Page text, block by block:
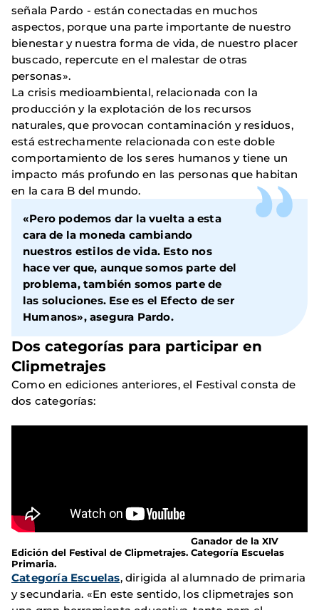
señala Pardo - están conectadas en muchos
aspectos, porque una parte importante de nuestro
bienestar y nuestra forma de vida, de nuestro placer
buscado, repercute en el malestar de otras
personas».
La crisis medioambiental, relacionada con la
producción y la explotación de los recursos
naturales, que provocan contaminación y residuos,
está estrechamente relacionada con este doble
comportamiento de los seres humanos y tiene un
impacto más profundo en las personas que habitan
en la cara B del mundo.
«Pero podemos dar la vuelta a esta
cara de la moneda cambiando
nuestros estilos de vida. Esto nos
hace ver que, aunque somos parte del
problema, también somos parte de
las soluciones. Ese es el Efecto de ser
Humanos», asegura Pardo.
Dos categorías para participar en
Clipmetrajes
Como en ediciones anteriores, el Festival consta de
dos categorías:
Ganador de la XIV
Edición del Festival de Clipmetrajes. Categoría Escuelas
Primaria.
Categoría Escuelas, dirigida al alumnado de primaria
y secundaria. «En este sentido, los clipmetrajes son